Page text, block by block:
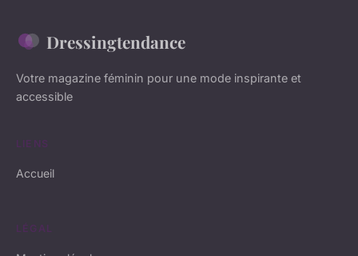
Dressingtendance
Votre magazine féminin pour une mode inspirante et
accessible
LIENS
Accueil
LÉGAL